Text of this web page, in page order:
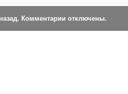
Комментарии отключены.